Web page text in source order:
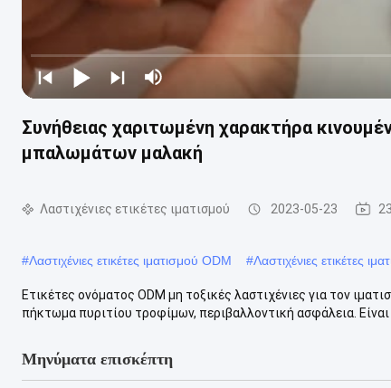
Συνήθειας χαριτωμένη χαρακτήρα
μπαλωμάτων μαλακή
Λαστιχένιες ετικέτες ιματισμού 2023-05-23
#Λαστιχένιες ετικέτες ιματισμού ODM #Λαστιχένιες ετικέτες
Ετικέτες ονόματος ODM μη τοξικές λαστιχένιες για τον
πήκτωμα πυριτίου τροφίμων, περιβαλλοντική ασφάλεια. Είναι
Μηνύματα επισκέπτη